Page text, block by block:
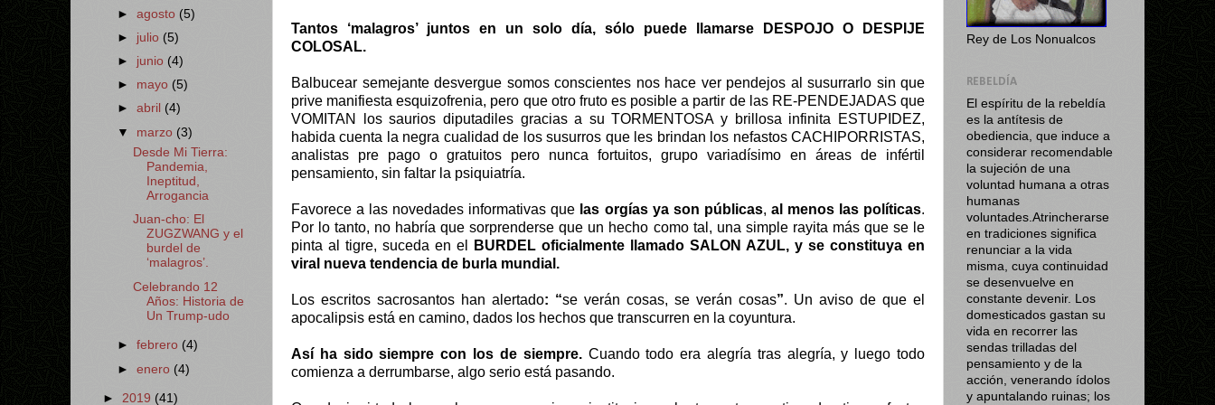
Tantos ‘malagros’ juntos en un solo día, sólo puede llamarse DESPOJO O DESPIJE
COLOSAL.
Balbucear semejante desvergue somos conscientes nos hace ver pendejos al susurrarlo sin que
prive manifiesta esquizofrenia, pero que otro fruto es posible a partir de las RE-PENDEJADAS que
VOMITAN los saurios diputadiles gracias a su TORMENTOSA y brillosa infinita ESTUPIDEZ,
habida cuenta la negra cualidad de los susurros que les brindan los nefastos CACHIPORRISTAS,
analistas pre pago o gratuitos pero nunca fortuitos, grupo variadísimo en áreas de infértil
pensamiento, sin faltar la psiquiatría.
Favorece a las novedades informativas que las orgías ya son públicas, al menos las políticas.
Por lo tanto, no habría que sorprenderse que un hecho como tal, una simple rayita más que se le
pinta al tigre, suceda en el
BURDEL oficialmente llamado SALON AZUL, y se constituya en
viral nueva tendencia de burla mundial.
Los escritos sacrosantos han alertado: “se verán cosas, se verán cosas”. Un aviso de que el
apocalipsis está en camino, dados los hechos que transcurren en la coyuntura.
Así ha sido siempre con los de siempre.Cuando todo era alegría tras alegría, y luego todo
comienza a derrumbarse, algo serio está pasando.
►agosto (5)
► julio (5)
► junio (4)
► mayo (5)
►abril (4)
▼ marzo (3)
Desde Mi Tierra:
Pandemia,
Ineptitud,
Arrogancia
Juan-cho: El
ZUGZWANG y el
burdel de
‘malagros’.
Celebrando 12
Años: Historia de
Un Trump-udo
►febrero (4)
►enero (4)
► 2019 (41)
Rey de Los Nonualcos
REBELDÍA
El espíritu de la rebeldía
es la antítesis de
obediencia, que induce a
considerar recomendable
la sujeción de una
voluntad humana a otras
humanas
voluntades.Atrincherarse
en tradiciones significa
renunciar a la vida
misma, cuya continuidad
se desenvuelve en
constante devenir. Los
domesticados gastan su
vida en recorrer las
sendas trilladas del
pensamiento y de la
acción, venerando ídolos
y apuntalando ruinas; los